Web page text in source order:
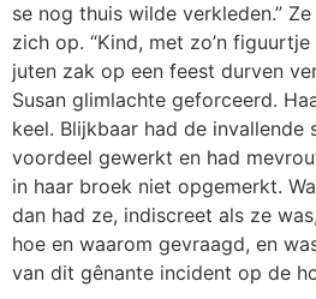
se nog thuis wilde verkleden.”
zich op. “Kind, met zo’n
juten zak op een feest durven
Susan glimlachte geforceerd.
keel. Blijkbaar had de invallende
voordeel gewerkt en had
in haar broek niet opgemerkt.
dan had ze, indiscreet als ze
hoe en waarom gevraagd, en
van dit gênante incident op de